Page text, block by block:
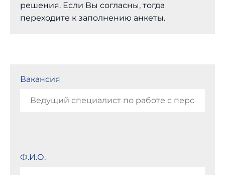
решения. Если Вы согласны, тогда
переходите к заполнению анкеты.
Вакансия
Ф.И.О.